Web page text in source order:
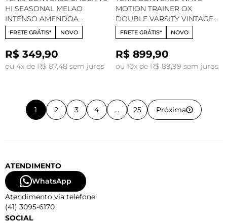
HI SEASONAL MELAO
INTENSO AMENDOA
CT14550040
FRETE GRÁTIS* NOVO
R$ 349,90
ou 4x de R$ 87,48 sem juros
MOTION TRAINER OX
DOUBLE VARSITY VINTAGE
CARGO BEACH STONE
VINTAGE WHITE A22429C
FRETE GRÁTIS* NOVO
R$ 899,90
ou 10x de R$ 89,99 sem juros
1 2 3 4 ... 25 Próxima
ATENDIMENTO
WhatsApp
Atendimento via telefone:
(41) 3095-6170
SOCIAL